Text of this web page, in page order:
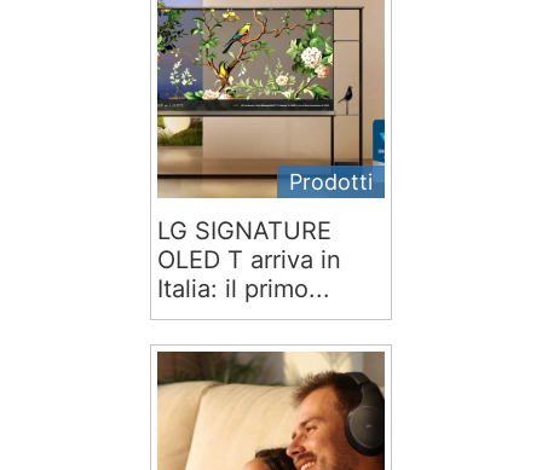
Prodotti
LG SIGNATURE
OLED T arriva in
Italia: il primo...